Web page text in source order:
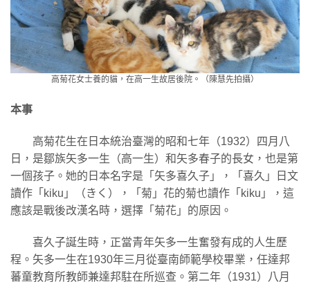
高菊花女士養的貓，在高一生故居後院。（陳慧先拍攝）
本事
高菊花生在日本統治臺灣的昭和七年（1932）四月八
日，是鄒族矢多一生（高一生）和矢多春子的長女，也是第
一個孩子。她的日本名字是「矢多喜久子」，「喜久」日文
讀作「kiku」（きく），「菊」花的菊也讀作「kiku」，這
應該是戰後改漢名時，選擇「菊花」的原因。
喜久子誕生時，正當青年矢多一生奮發有成的人生歷
程。矢多一生在1930年三月從臺南師範學校畢業，任達邦
蕃童教育所教師兼達邦駐在所巡查。第二年（1931）八月